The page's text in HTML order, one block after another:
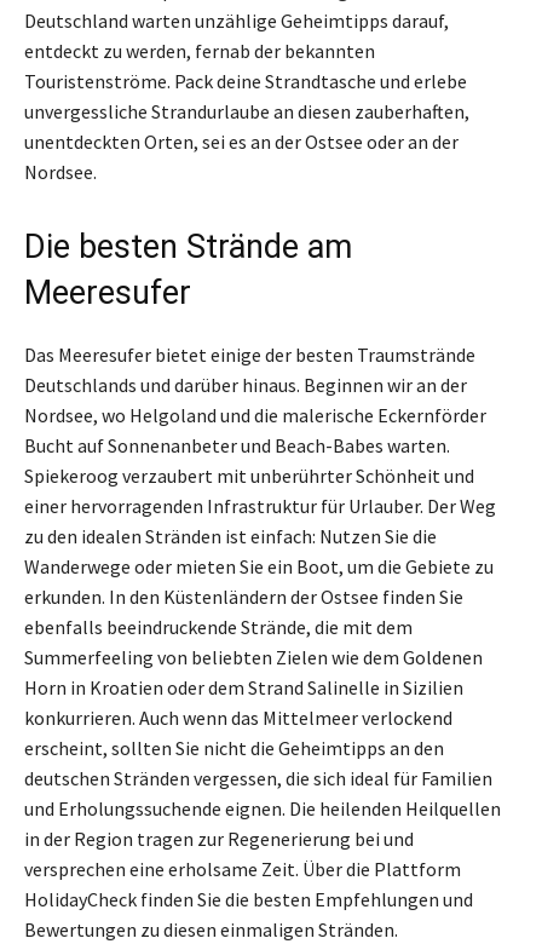
Deutschland warten unzählige Geheimtipps darauf,
entdeckt zu werden, fernab der bekannten
Touristenströme. Pack deine Strandtasche und erlebe
unvergessliche Strandurlaube an diesen zauberhaften,
unentdeckten Orten, sei es an der Ostsee oder an der
Nordsee.
Die besten Strände am
Meeresufer
Das Meeresufer bietet einige der besten Traumstrände
Deutschlands und darüber hinaus. Beginnen wir an der
Nordsee, wo Helgoland und die malerische Eckernförder
Bucht auf Sonnenanbeter und Beach-Babes warten.
Spiekeroog verzaubert mit unberührter Schönheit und
einer hervorragenden Infrastruktur für Urlauber. Der Weg
zu den idealen Stränden ist einfach: Nutzen Sie die
Wanderwege oder mieten Sie ein Boot, um die Gebiete zu
erkunden. In den Küstenländern der Ostsee finden Sie
ebenfalls beeindruckende Strände, die mit dem
Summerfeeling von beliebten Zielen wie dem Goldenen
Horn in Kroatien oder dem Strand Salinelle in Sizilien
konkurrieren. Auch wenn das Mittelmeer verlockend
erscheint, sollten Sie nicht die Geheimtipps an den
deutschen Stränden vergessen, die sich ideal für Familien
und Erholungssuchende eignen. Die heilenden Heilquellen
in der Region tragen zur Regenerierung bei und
versprechen eine erholsame Zeit. Über die Plattform
HolidayCheck finden Sie die besten Empfehlungen und
Bewertungen zu diesen einmaligen Stränden.